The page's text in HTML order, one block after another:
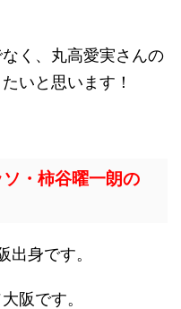
く、丸高愛実さんの
いと思います！
・柿谷曜一朗の
身です。
阪です。